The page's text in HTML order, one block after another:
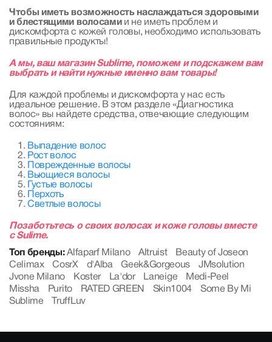
Чтобы иметь возможность наслаждаться здоровыми
и блестящими волосамии не иметь проблем и
дискомфорта с кожей головы, необходимо использовать
правильные продукты!
А мы, ваш магазин Sublime, поможем и подскажем вам
выбрать и найти нужные именно вам товары!
Для каждой проблемы и дискомфорта у нас есть
идеальное решение. В этом разделе «Диагностика
волос» вы найдете средства, отвечающие следующим
состояниям:
Выпадение волос
Рост волос
Поврежденные волосы
Вьющиеся волосы
Густые волосы
Перхоть
Светлые волосы
Позаботьтесь о своих волосах и коже головы вместе
с Sulime.
Топ бренды: Alfaparf Milano Altruist
Beauty of Joseon
Celimax
CosrX d'Alba Geek&Gorgeous
JMsolution
Jvone Milano
Koster La'dor Laneige
Medi-Peel
Missha
Purito RATED GREEN Skin1004
Some By Mi
Sublime
TruffLuv